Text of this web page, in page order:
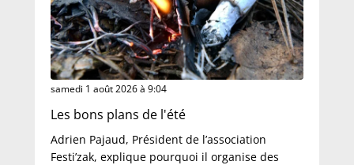
samedi 1 août 2026 à 9:04
Les bons plans de l'été
Adrien Pajaud, Président de l’association
Festi’zak, explique pourquoi il organise des